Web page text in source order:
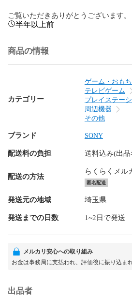
ご覧いただきありがとうございます。
半年以上前
商品の情報
カテゴリー
ゲーム・おも
テレビゲーム
プレイステー
周辺機器
その他
ブランド SONY
配送料の負担 送料込み(出
配送の方法
らくらくメル
匿名配送
発送元の地域 埼玉県
発送までの日数 1~2日で発送
メルカリ安心への取り組み
お金は事務局に支払われ、評価後に振り込ま
出品者